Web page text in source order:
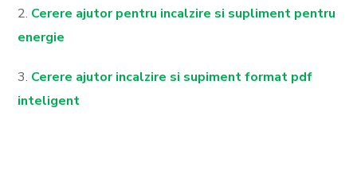
2. Cerere ajutor pentru incalzire si supliment pentru
energie
3. Cerere ajutor incalzire si supiment format pdf
inteligent